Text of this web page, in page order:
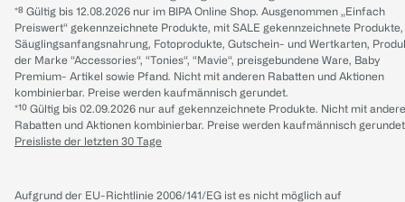
*⁸ Gültig bis 12.08.2026 nur im BIPA Online Shop. Ausgenommen „Einfach
Preiswert“ gekennzeichnete Produkte, mit SALE gekennzeichnete Produkte,
Säuglingsanfangsnahrung, Fotoprodukte, Gutschein- und Wertkarten,
der Marke “Accessories“, “Tonies“, “Mavie“, preisgebundene Ware, Baby
Premium- Artikel sowie Pfand. Nicht mit anderen Rabatten und Aktionen
kombinierbar. Preise werden kaufmännisch gerundet.
*¹⁰ Gültig bis 02.09.2026 nur auf gekennzeichnete Produkte. Nicht mit
Rabatten und Aktionen kombinierbar. Preise werden kaufmännisch
Preisliste der letzten 30 Tage
Aufgrund der EU-Richtlinie 2006/141/EG ist es nicht möglich auf